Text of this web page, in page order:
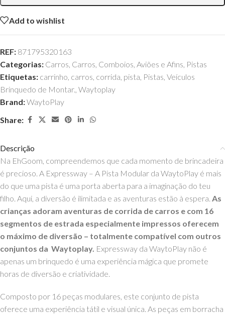
Add to wishlist
REF: 871795320163
Categorias: Carros, Carros, Comboios, Aviões e Afins, Pistas
Etiquetas: carrinho, carros, corrida, pista, Pistas, Veículos
Brinquedo de Montar., Waytoplay
Brand:WaytoPlay
Share:
Descrição
Na EhGoom, compreendemos que cada momento de brincadeira
é precioso. A Expressway – A Pista Modular da WaytoPlay é mais
do que uma pista é uma porta aberta para a imaginação do teu
filho. Aqui, a diversão é ilimitada e as aventuras estão à espera. As
crianças adoram aventuras de corrida de carros e com 16
segmentos de estrada especialmente impressos oferecem
o máximo de diversão – totalmente compatível com outros
conjuntos da Waytoplay. Expressway da WaytoPlay não é
apenas um brinquedo é uma experiência mágica que promete
horas de diversão e criatividade.
Composto por 16 peças modulares, este conjunto de pista
oferece uma experiência tátil e visual única. As peças em borracha